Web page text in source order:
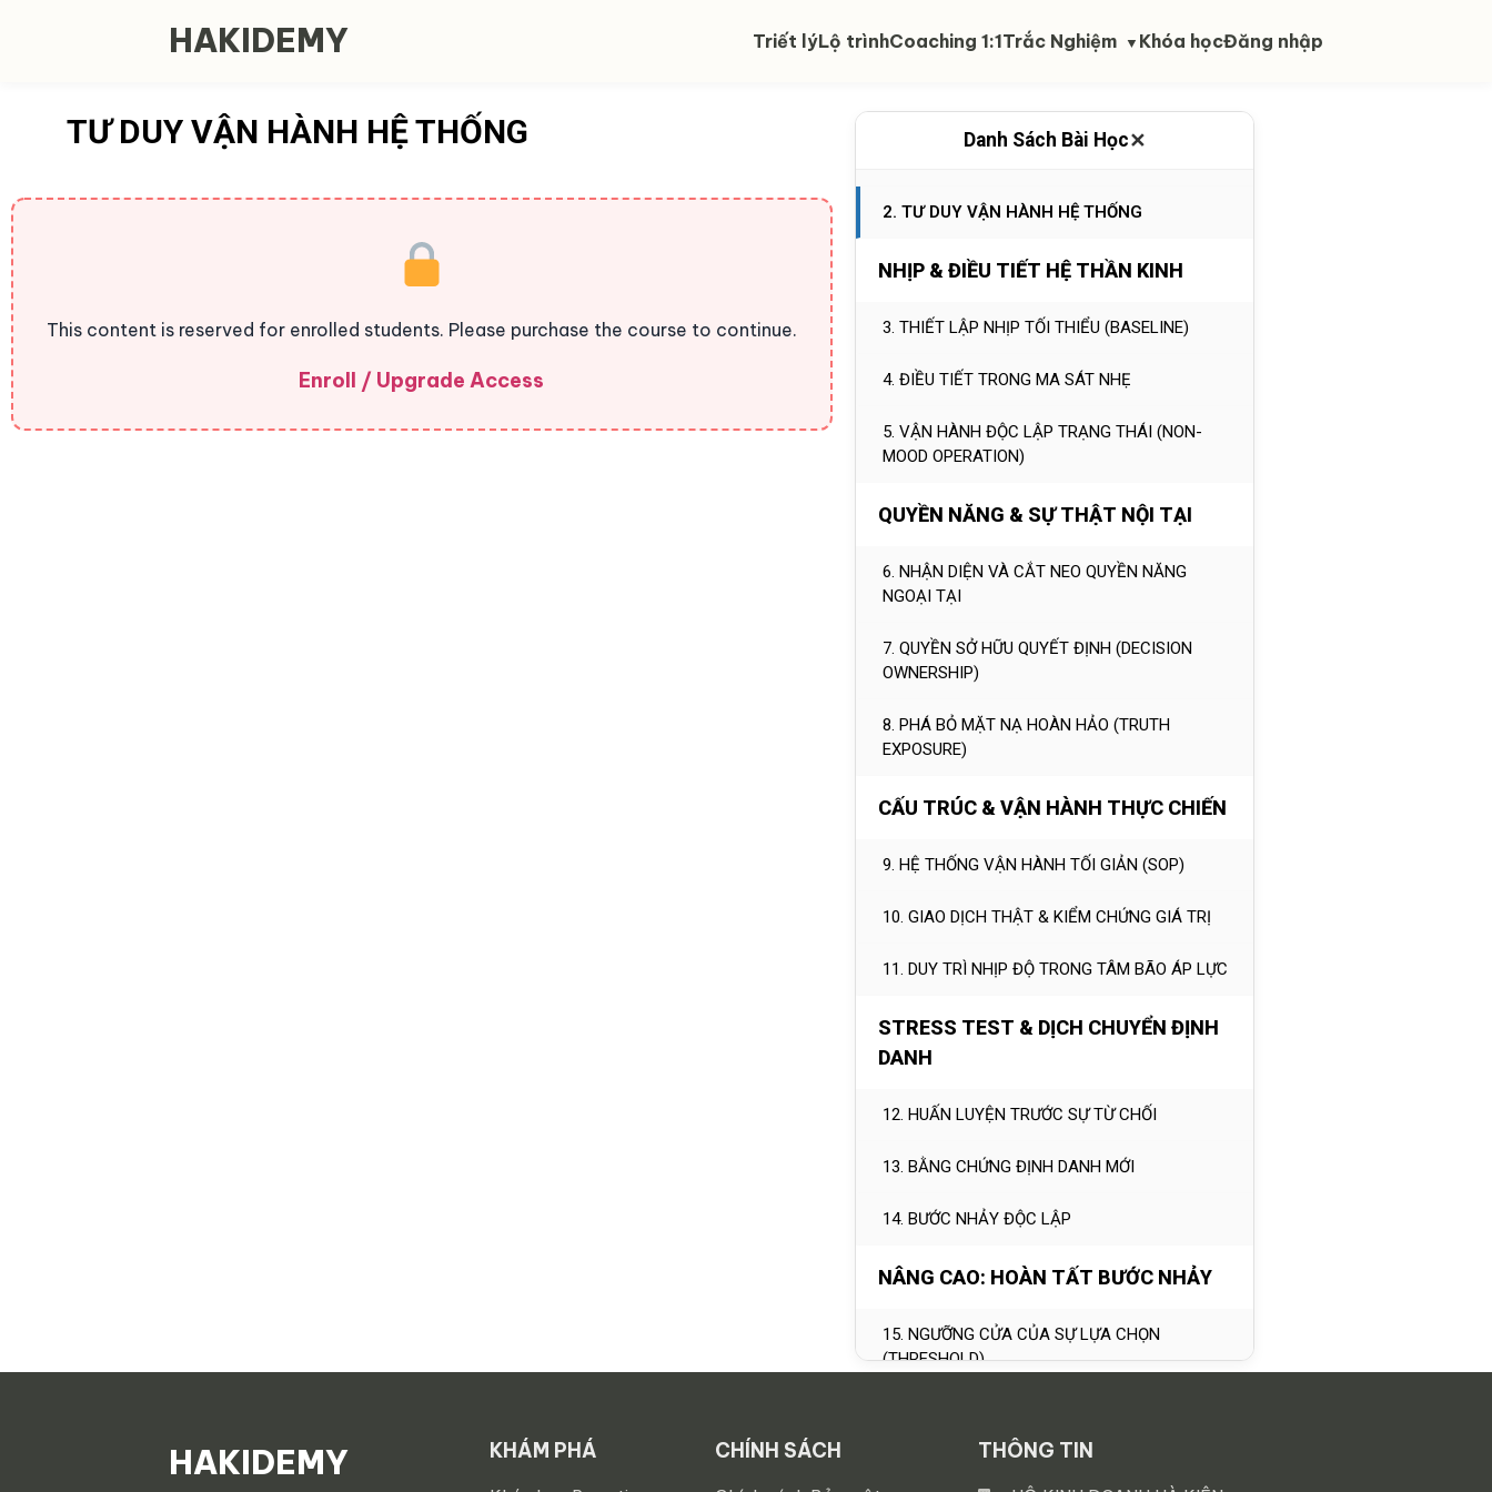
HAKIDEMY Triết lýLộ trìnhCoaching 1:1Trắc Nghiệm ▼ Khóa họcĐăng nhập
TƯ DUY VẬN HÀNH HỆ THỐNG
This content is reserved for enrolled students. Please purchase the course to continue.
Enroll / Upgrade Access
Danh Sách Bài Học✕
2. TƯ DUY VẬN HÀNH HỆ THỐNG
NHỊP & ĐIỀU TIẾT HỆ THẦN KINH
3. THIẾT LẬP NHỊP TỐI THIỂU (BASELINE)
4. ĐIỀU TIẾT TRONG MA SÁT NHẸ
5. VẬN HÀNH ĐỘC LẬP TRẠNG THÁI (NON-
MOOD OPERATION)
QUYỀN NĂNG & SỰ THẬT NỘI TẠI
6. NHẬN DIỆN VÀ CẮT NEO QUYỀN NĂNG
NGOẠI TẠI
7. QUYỀN SỞ HỮU QUYẾT ĐỊNH (DECISION
OWNERSHIP)
8. PHÁ BỎ MẶT NẠ HOÀN HẢO (TRUTH
EXPOSURE)
CẤU TRÚC & VẬN HÀNH THỰC CHIẾN
9. HỆ THỐNG VẬN HÀNH TỐI GIẢN (SOP)
10. GIAO DỊCH THẬT & KIỂM CHỨNG GIÁ TRỊ
11. DUY TRÌ NHỊP ĐỘ TRONG TÂM BÃO ÁP LỰC
STRESS TEST & DỊCH CHUYỂN ĐỊNH
DANH
12. HUẤN LUYỆN TRƯỚC SỰ TỪ CHỐI
13. BẰNG CHỨNG ĐỊNH DANH MỚI
14. BƯỚC NHẢY ĐỘC LẬP
NÂNG CAO: HOÀN TẤT BƯỚC NHẢY
15. NGƯỠNG CỬA CỦA SỰ LỰA CHỌN
(THRESHOLD)
17. KHÓA ĐỊNH DANH (LOCK-IN)
HAKIDEMY KHÁM PHÁ CHÍNH SÁCH THÔNG TIN